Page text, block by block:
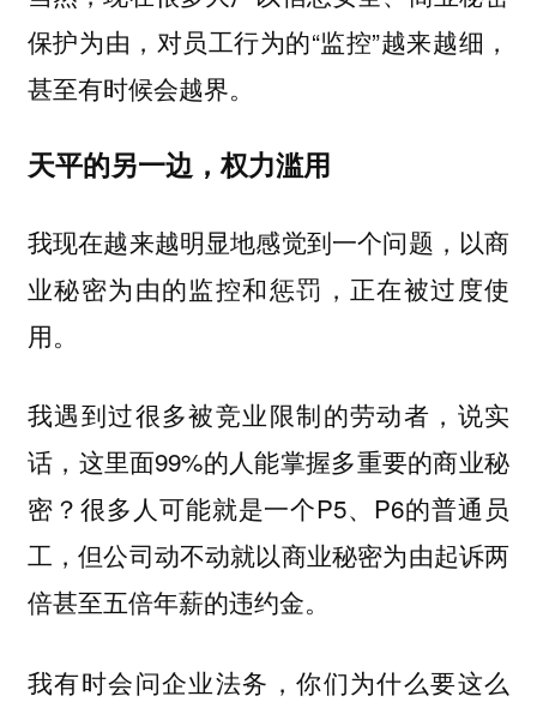
保护为由，对员工行为的“监控”越来越细，
甚至有时候会越界。
天平的另一边，权力滥用
我现在越来越明显地感觉到一个问题，以商
业秘密为由的监控和惩罚，正在被过度使
用。
我遇到过很多被竞业限制的劳动者，说实
话，这里面99%的人能掌握多重要的商业秘
密？很多人可能就是一个P5、P6的普通员
工，但公司动不动就以商业秘密为由起诉两
倍甚至五倍年薪的违约金。
我有时会问企业法务，你们为什么要这么